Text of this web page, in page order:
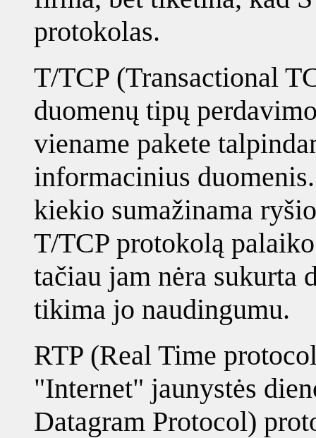
protokolas.
T/TCP (Transactional
duomenų tipų
viename pakete
informacinius
kiekio sumažinama
T/TCP protokolą
tačiau jam nėra sukurta
tikima jo naudingumu.
RTP (Real Time
"Internet" jaunystės
Datagram Protocol)